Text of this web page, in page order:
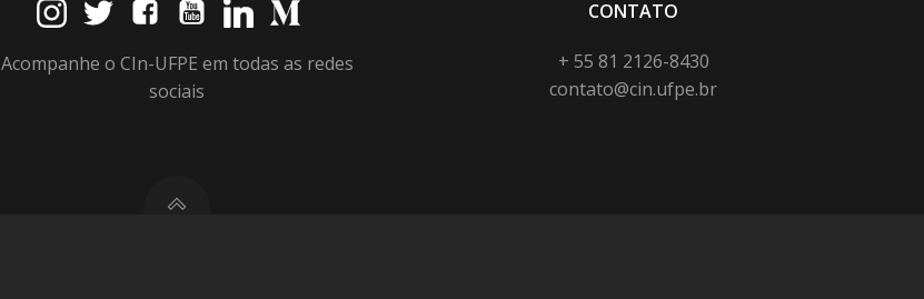
Acompanhe o CIn-UFPE em todas as redes
sociais
CONTATO
+ 55 81 2126-8430
contato@cin.ufpe.br